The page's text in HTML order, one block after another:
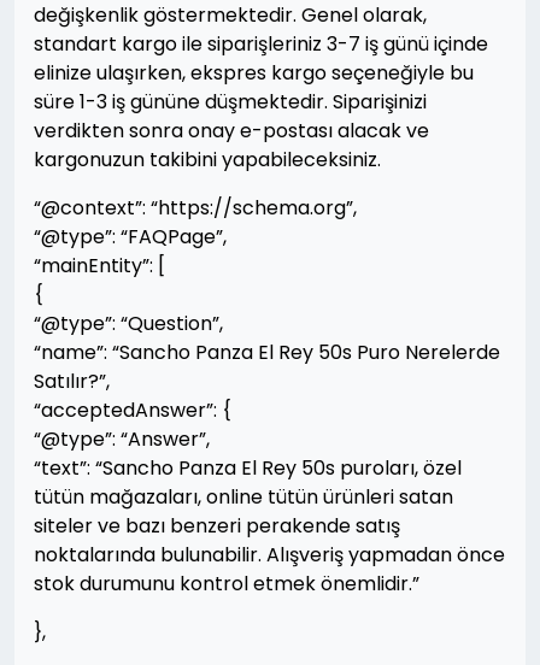
değişkenlik göstermektedir. Genel olarak,
standart kargo ile siparişleriniz 3-7 iş günü içinde
elinize ulaşırken, ekspres kargo seçeneğiyle bu
süre 1-3 iş gününe düşmektedir. Siparişinizi
verdikten sonra onay e-postası alacak ve
kargonuzun takibini yapabileceksiniz.
“@context”: “https://schema.org”,
“@type”: “FAQPage”,
“mainEntity”: [
{
“@type”: “Question”,
“name”: “Sancho Panza El Rey 50s Puro Nerelerde
Satılır?”,
“acceptedAnswer”: {
“@type”: “Answer”,
“text”: “Sancho Panza El Rey 50s puroları, özel
tütün mağazaları, online tütün ürünleri satan
siteler ve bazı benzeri perakende satış
noktalarında bulunabilir. Alışveriş yapmadan önce
stok durumunu kontrol etmek önemlidir.”
},